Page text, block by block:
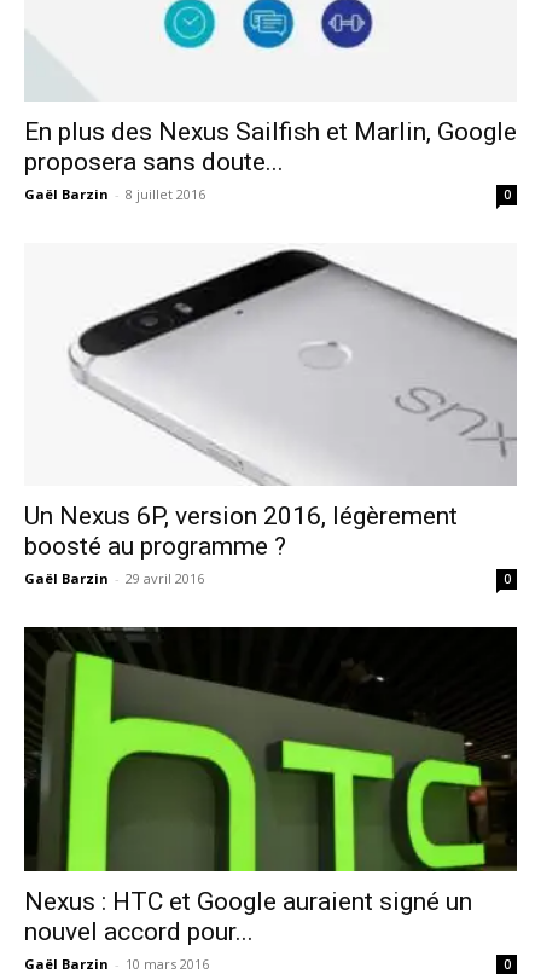
En plus des Nexus Sailfish et Marlin, Google
proposera sans doute...
Gaël Barzin - 8 juillet 2016 0
Un Nexus 6P, version 2016, légèrement
boosté au programme ?
Gaël Barzin - 29 avril 2016 0
Nexus : HTC et Google auraient signé un
nouvel accord pour...
Gaël Barzin - 10 mars 2016 0